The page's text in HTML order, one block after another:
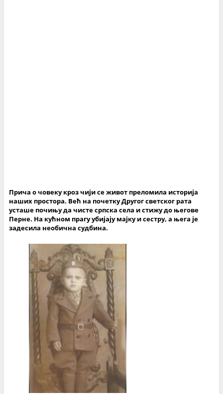
Прича о човеку кроз чији се живот преломила историја
наших простора. Већ на почетку Другог светског рата
усташе почињу да чисте српска села и стижу до његове
Перне. На кућном прагу убијају мајку и сестру, а њега је
задесила необична судбина.